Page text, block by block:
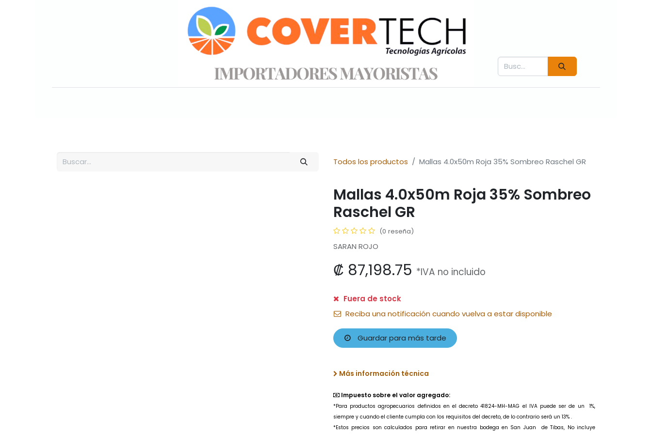
Todos los productos Mallas 4.0x50m Roja 35% Sombreo Raschel GR
Mallas 4.0x50m Roja 35% Sombreo
Raschel GR
(0 reseña)
SARAN ROJO
₡ 87,198.75 *IVA no incluido
Fuera de stock
Reciba una notificación cuando vuelva a estar disponible
Guardar para más tarde
Más información técnica
Impuesto sobre el valor agregado:
*Para productos agropecuarios definidos en el decreto 41824-MH-MAG el IVA puede ser de un
1%,
siempre y cuando el cliente cumpla con los requisitos del decreto, de lo contrario será un 13% .
*Estos precios son calculados para retirar en nuestra bodega en San Juan de Tibas, No incluye